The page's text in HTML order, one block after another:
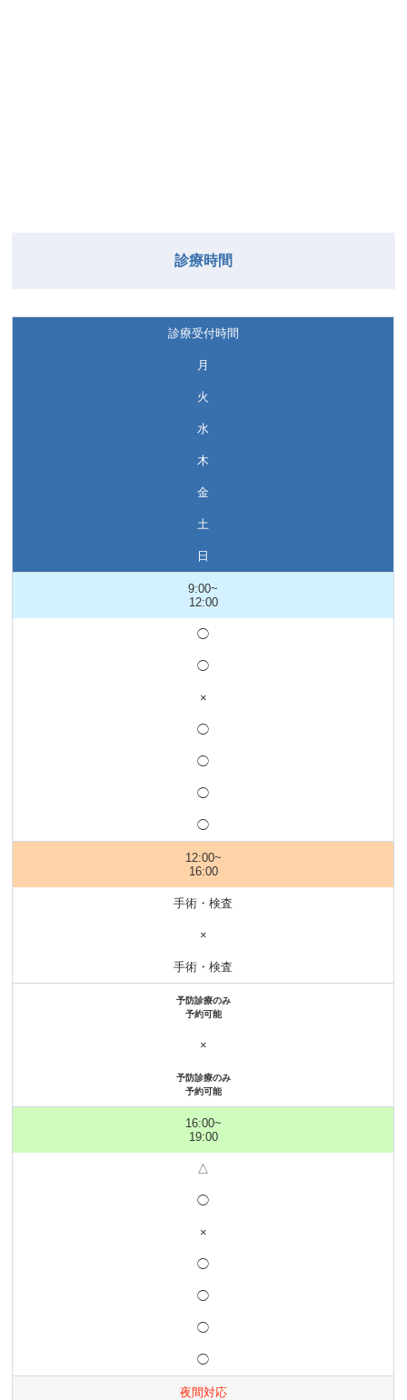
診療時間
診療受付時間
月
火
水
木
金
土
日
9:00~
12:00
◯
◯
×
◯
◯
◯
◯
12:00~
16:00
手術・検査
×
手術・検査
予防診療のみ
予約可能
×
予防診療のみ
予約可能
16:00~
19:00
△
◯
×
◯
◯
◯
◯
夜間対応